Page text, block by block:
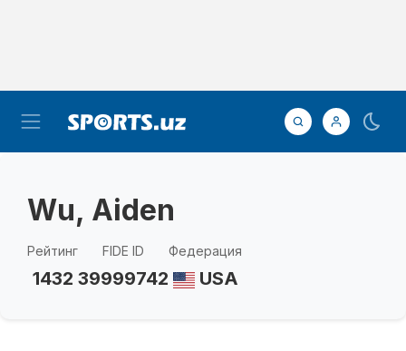
Wu, Aiden
Рейтинг
1432
FIDE ID
39999742
Федерация
USA